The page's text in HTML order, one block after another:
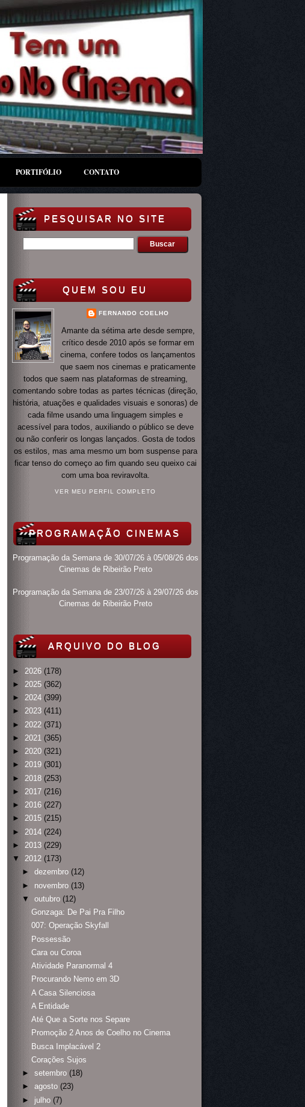
PORTIFÓLIO CONTATO
PESQUISAR NO SITE
QUEM SOU EU
FERNANDO COELHO
Amante da sétima arte desde sempre,
crítico desde 2010 após se formar em
cinema, confere todos os lançamentos
que saem nos cinemas e praticamente
todos que saem nas plataformas de streaming,
comentando sobre todas as partes técnicas (direção,
história, atuações e qualidades visuais e sonoras) de
cada filme usando uma linguagem simples e
acessível para todos, auxiliando o público se deve
ou não conferir os longas lançados. Gosta de todos
os estilos, mas ama mesmo um bom suspense para
ficar tenso do começo ao fim quando seu queixo cai
com uma boa reviravolta.
VER MEU PERFIL COMPLETO
PROGRAMAÇÃO CINEMAS
Programação da Semana de 30/07/26 à 05/08/26 dos
Cinemas de Ribeirão Preto
Programação da Semana de 23/07/26 à 29/07/26 dos
Cinemas de Ribeirão Preto
ARQUIVO DO BLOG
► 2026 (178)
► 2025 (362)
► 2024 (399)
► 2023 (411)
► 2022 (371)
► 2021 (365)
► 2020 (321)
► 2019 (301)
► 2018 (253)
► 2017 (216)
► 2016 (227)
► 2015 (215)
► 2014 (224)
► 2013 (229)
▼
2012 (173)
► dezembro (12)
► novembro (13)
▼
outubro (12)
Gonzaga: De Pai Pra Filho
007: Operação Skyfall
Possessão
Cara ou Coroa
Atividade Paranormal 4
Procurando Nemo em 3D
A Casa Silenciosa
A Entidade
Até Que a Sorte nos Separe
Promoção 2 Anos de Coelho no Cinema
Busca Implacável 2
Corações Sujos
► setembro (18)
► agosto (23)
► julho (7)